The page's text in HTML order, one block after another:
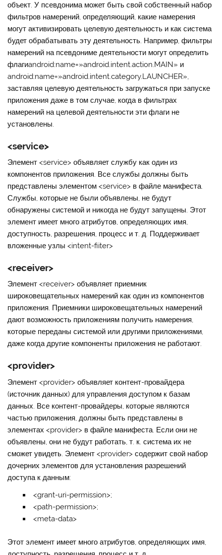
объект. У псевдонима может быть свой собственный набор
фильтров намерений, определяющий, какие намерения
могут активизировать целевую деятельность и как система
будет обрабатывать эту деятельность. Например, фильтры
намерений на псевдониме деятельности могут определить
флагиandroid:name=»android.intent.action.MAIN» и
android:name=»android.intent.category.LAUNCHER»,
заставляя целевую деятельность загружаться при запуске
приложения даже в том случае, когда в фильтрах
намерений на целевой деятельности эти флаги не
установлены.
<service>
Элемент<service> объявляет службу как один из
компонентов приложения. Все службы должны быть
представлены элементом <service> в файле манифеста.
Службы, которые не были объявлены, не будут
обнаружены системой и никогда не будут запущены. Этот
элемент имеет много атрибутов, определяющих имя,
доступность, разрешения, процесс и т. д. Поддерживает
вложенные узлы <intent-fiiter>
<receiver>
Элемент<receiver> объявляет приемник
широковещательных намерений как один из компонентов
приложения. Приемники широковещательных намерений
дают возможность приложениям получить намерения,
которые переданы системой или другими приложениями,
даже когда другие компоненты приложения не работают.
<provider>
Элемент<provider> объявляет контент-провайдера
(источник данных) для управления доступом к базам
данных. Все контент-провайдеры, которые являются
частью приложения, должны быть представлены в
элементах <provider> в файле манифеста. Если они не
объявлены, они не будут работать, т. к. система их не
сможет увидеть. Элемент <provider> содержит свой набор
дочерних элементов для установления разрешений
доступа к данным:
<grant-uri-permission>;
<path-permission>;
<meta-data>
Этот элемент имеет много атрибутов, определяющих имя,